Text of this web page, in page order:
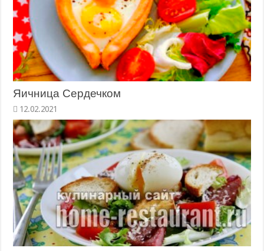
Яичница Сердечком
12.02.2021